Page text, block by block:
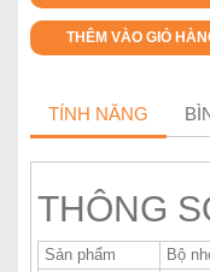
THÊM VÀO GIỎ
TÍNH NĂNG
THÔNG
Sản phẩm
Bộ